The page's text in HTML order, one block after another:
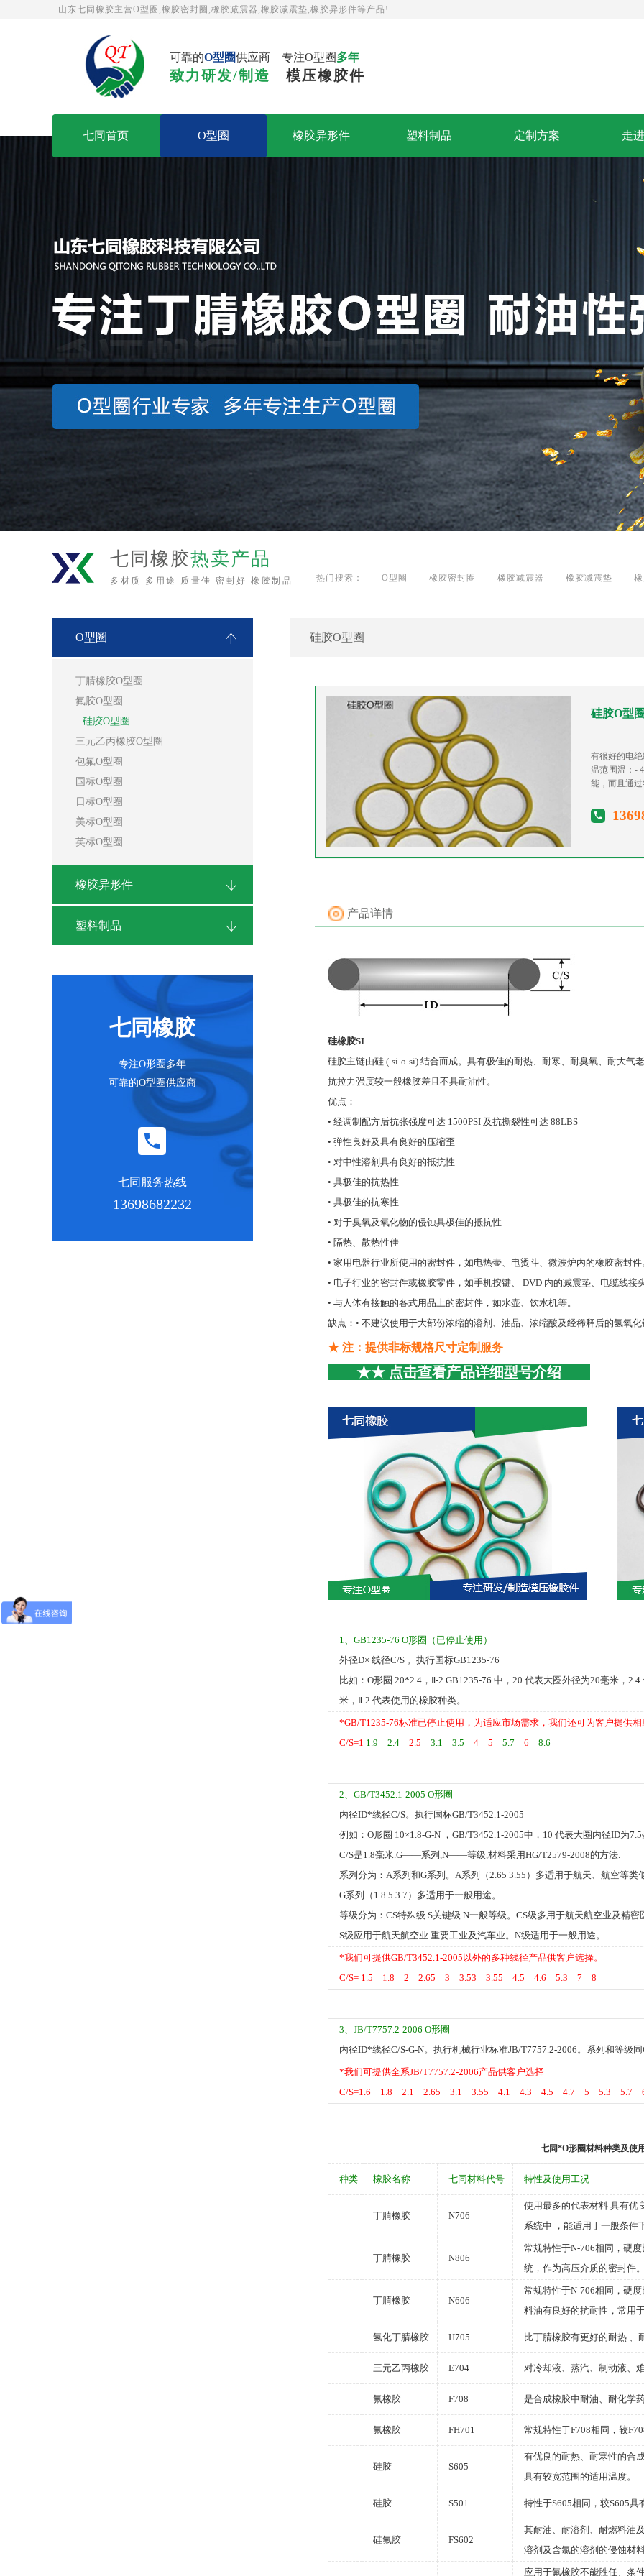
山东七同橡胶主营O型圈,橡胶密封圈,橡胶减震器,橡胶减震垫,橡胶异形件等产品!
可靠的O型圈供应商 专注O型圈多年
致力研发/制造 模压橡胶件
七同首页 O型圈 橡胶异形件 塑料制品 定制方案 走
七同橡胶热卖产品
多材质 多用途 质量佳 密封好 橡胶制品 热门搜索： O型圈 橡胶密封圈 橡胶减震器 橡胶减震垫
O型圈
丁腈橡胶O型圈
氟胶O型圈
硅胶O型圈
三元乙丙橡胶O型圈
包氟O型圈
国标O型圈
日标O型圈
美标O型圈
英标O型圈
橡胶异形件
塑料制品
七同橡胶
专注O形圈多年
可靠的O型圈供应商
七同服务热线
13698682232
硅胶O型圈
硅胶O型
有很好的电
温范围温：-
能，而且通
产品详情
硅橡胶SI
硅胶主链由硅 (-si-o-si) 结合而成。具有极佳的耐热、耐寒、耐臭氧、耐大气
抗拉力强度较一般橡胶差且不具耐油性。
优点：
• 经调制配方后抗张强度可达 1500PSI 及抗撕裂性可达 88LBS
• 弹性良好及具有良好的压缩歪
• 对中性溶剂具有良好的抵抗性
• 具极佳的抗热性
• 具极佳的抗寒性
• 对于臭氧及氧化物的侵蚀具极佳的抵抗性
• 隔热、散热性佳
• 家用电器行业所使用的密封件，如电热壶、电烫斗、微波炉内的橡胶密封件
• 电子行业的密封件或橡胶零件，如手机按键、 DVD 内的减震垫、电缆线接
• 与人体有接触的各式用品上的密封件，如水壶、饮水机等。
缺点：• 不建议使用于大部份浓缩的溶剂、油品、浓缩酸及经稀释后的氢氧
★ 注：提供非标规格尺寸定制服务
★★ 点击查看产品详细型号介绍
1、GB1235-76 O形圈（已停止使用）
外径D× 线径C/S 。执行国标GB1235-76
比如：O形圈 20*2.4，Ⅱ-2 GB1235-76 中，20 代表大圈外径为20毫米，
米，Ⅱ-2 代表使用的橡胶种类。
*GB/T1235-76标准已停止使用，为适应市场需求，我们还可为客户提供
C/S=1 1.9 2.4 2.5 3.1 3.5 4 5 5.7 6 8.6
2、GB/T3452.1-2005 O形圈
内径ID*线径C/S。执行国标GB/T3452.1-2005
例如：O形圈 10×1.8-G-N ，GB/T3452.1-2005中，10 代表大圈内径ID为
C/S是1.8毫米.G——系列,N——等级,材料采用HG/T2579-2008的方法.
系列分为：A系列和G系列。A系列（2.65 3.55）多适用于航天、航空等类
G系列（1.8 5.3 7）多适用于一般用途。
等级分为：CS特殊级 S关键级 N一般等级。CS级多用于航天航空业及精密
S级应用于航天航空业 重要工业及汽车业。N级适用于一般用途。
*我们可提供GB/T3452.1-2005以外的多种线径产品供客户选择。
C/S= 1.5 1.8 2 2.65 3 3.53 3.55 4.5 4.6 5.3 7 8
3、JB/T7757.2-2006 O形圈
内径ID*线径C/S-G-N。执行机械行业标准JB/T7757.2-2006。系列和等级
*我们可提供全系JB/T7757.2-2006产品供客户选择
C/S=1.6 1.8 2.1 2.65 3.1 3.55 4.1 4.3 4.5 4.7 5 5.3 5.7
七同*O形圈材料种类及使
种类 橡胶名称 七同材料代号 特性及使用工况
丁腈橡胶 N706
使用最多的代表材料 具有优
系统中 ，能适用于一般条件
丁腈橡胶 N806
常规特性于N-706相同，硬
统，作为高压介质的密封件
丁腈橡胶 N606
常规特性于N-706相同，硬
料油有良好的抗耐性，常用
氢化丁腈橡胶 H705 比丁腈橡胶有更好的耐热 、
三元乙丙橡胶 E704 对冷却液、蒸汽、制动液、
氟橡胶 F708 是合成橡胶中耐油、耐化学
氟橡胶 FH701 常规特性于F708相同，较
硅胶 S605
有优良的耐热、耐寒性的合
具有较宽范围的适用温度。
硅胶 S501 特性于S605相同，较S605
硅氟胶 FS602
其耐油、耐溶剂、耐燃料油
溶剂及含氯的溶剂的侵蚀材
应用于氟橡胶不能胜任、条